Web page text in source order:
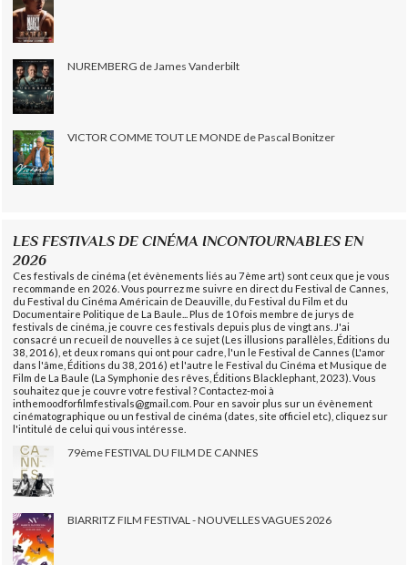
NUREMBERG de James Vanderbilt
VICTOR COMME TOUT LE MONDE de Pascal Bonitzer
LES FESTIVALS DE CINÉMA INCONTOURNABLES EN
2026
Ces festivals de cinéma (et évènements liés au 7ème art) sont ceux que je vous
recommande en 2026. Vous pourrez me suivre en direct du Festival de Cannes,
du Festival du Cinéma Américain de Deauville, du Festival du Film et du
Documentaire Politique de La Baule... Plus de 10 fois membre de jurys de
festivals de cinéma, je couvre ces festivals depuis plus de vingt ans. J'ai
consacré un recueil de nouvelles à ce sujet (Les illusions parallèles, Éditions du
38, 2016), et deux romans qui ont pour cadre, l'un le Festival de Cannes (L'amor
dans l'âme, Éditions du 38, 2016) et l'autre le Festival du Cinéma et Musique de
Film de La Baule (La Symphonie des rêves, Éditions Blacklephant, 2023). Vous
souhaitez que je couvre votre festival ? Contactez-moi à
inthemoodforfilmfestivals@gmail.com. Pour en savoir plus sur un évènement
cinématographique ou un festival de cinéma (dates, site officiel etc), cliquez sur
l'intitulé de celui qui vous intéresse.
79ème FESTIVAL DU FILM DE CANNES
BIARRITZ FILM FESTIVAL - NOUVELLES VAGUES 2026